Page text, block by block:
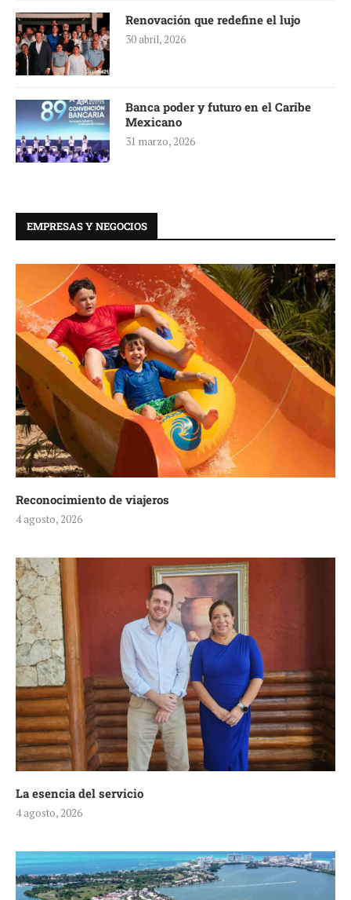
Renovación que redefine el lujo
30 abril, 2026
Banca poder y futuro en el Caribe
Mexicano
31 marzo, 2026
EMPRESAS Y NEGOCIOS
Reconocimiento de viajeros
4 agosto, 2026
La esencia del servicio
4 agosto, 2026